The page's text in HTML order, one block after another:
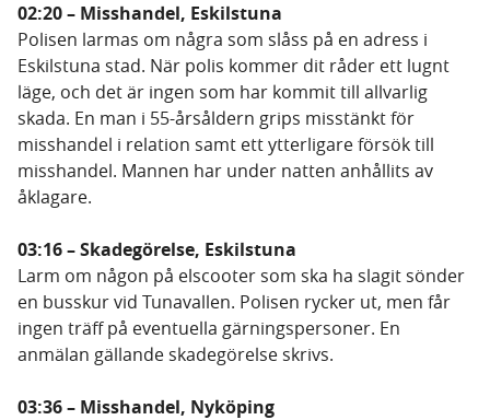
02:20 – Misshandel, Eskilstuna
Polisen larmas om några som slåss på en adress i
Eskilstuna stad. När polis kommer dit råder ett lugnt
läge, och det är ingen som har kommit till allvarlig
skada. En man i 55-årsåldern grips misstänkt för
misshandel i relation samt ett ytterligare försök till
misshandel. Mannen har under natten anhållits av
åklagare.
03:16 – Skadegörelse, Eskilstuna
Larm om någon på elscooter som ska ha slagit sönder
en busskur vid Tunavallen. Polisen rycker ut, men får
ingen träff på eventuella gärningspersoner. En
anmälan gällande skadegörelse skrivs.
03:36 – Misshandel, Nyköping